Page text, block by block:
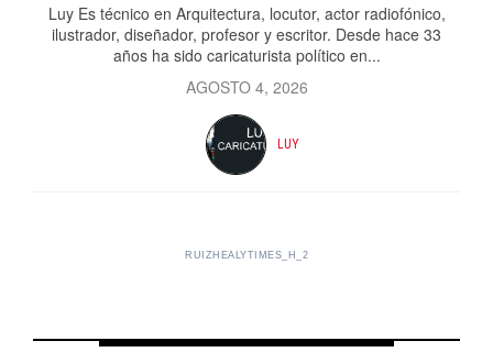
Luy Es técnico en Arquitectura, locutor, actor radiofónico,
ilustrador, diseñador, profesor y escritor. Desde hace 33
años ha sido caricaturista político en...
AGOSTO 4, 2026
LUY
RUIZHEALYTIMES_H_2